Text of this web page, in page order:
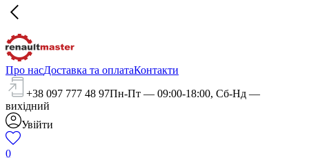
Про насДоставка та оплатаКонтакти
+38 097 777 48 97Пн-Пт — 09:00-18:00, Сб-Нд —
вихідний
Увійти
0